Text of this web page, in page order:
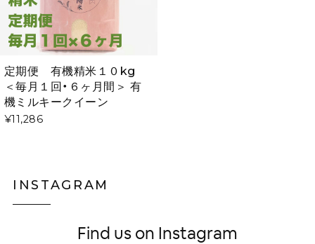
定期便 有機精米１０kg
＜毎月１回・６ヶ月間＞ 有
機ミルキークイーン
¥11,286
INSTAGRAM
Find us on Instagram